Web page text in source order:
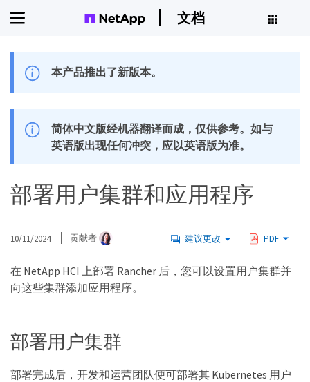
文档
本产品推出了新版本。
简体中文版经机器翻译而成，仅供参考。如与
英语版出现任何冲突，应以英语版为准。
部署用户集群和应用程序
10/11/2024 贡献者 建议更改 PDF
在 NetApp HCI 上部署 Rancher 后，您可以设置用户集群并
向这些集群添加应用程序。
部署用户集群
部署完成后，开发和运营团队便可部署其 Kubernetes 用户